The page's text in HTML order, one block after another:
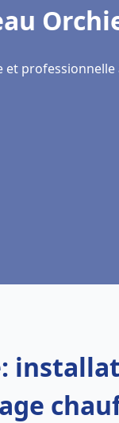
professionnelle